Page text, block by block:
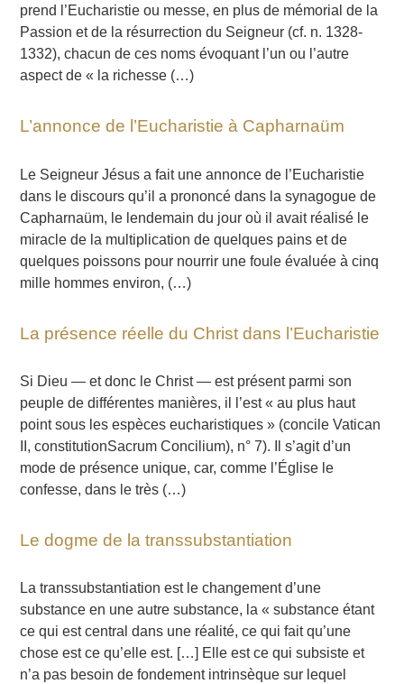
prend l’Eucharistie ou messe, en plus de mémorial de la
Passion et de la résurrection du Seigneur (cf. n. 1328-
1332), chacun de ces noms évoquant l’un ou l’autre
aspect de « la richesse (…)
L’annonce de l’Eucharistie à Capharnaüm
Le Seigneur Jésus a fait une annonce de l’Eucharistie
dans le discours qu’il a prononcé dans la synagogue de
Capharnaüm, le lendemain du jour où il avait réalisé le
miracle de la multiplication de quelques pains et de
quelques poissons pour nourrir une foule évaluée à cinq
mille hommes environ, (…)
La présence réelle du Christ dans l’Eucharistie
Si Dieu — et donc le Christ — est présent parmi son
peuple de différentes manières, il l’est « au plus haut
point sous les espèces eucharistiques » (concile Vatican
II, constitutionSacrum Concilium), n° 7). Il s’agit d’un
mode de présence unique, car, comme l’Église le
confesse, dans le très (…)
Le dogme de la transsubstantiation
La transsubstantiation est le changement d’une
substance en une autre substance, la « substance étant
ce qui est central dans une réalité, ce qui fait qu’une
chose est ce qu’elle est. […] Elle est ce qui subsiste et
n’a pas besoin de fondement intrinsèque sur lequel